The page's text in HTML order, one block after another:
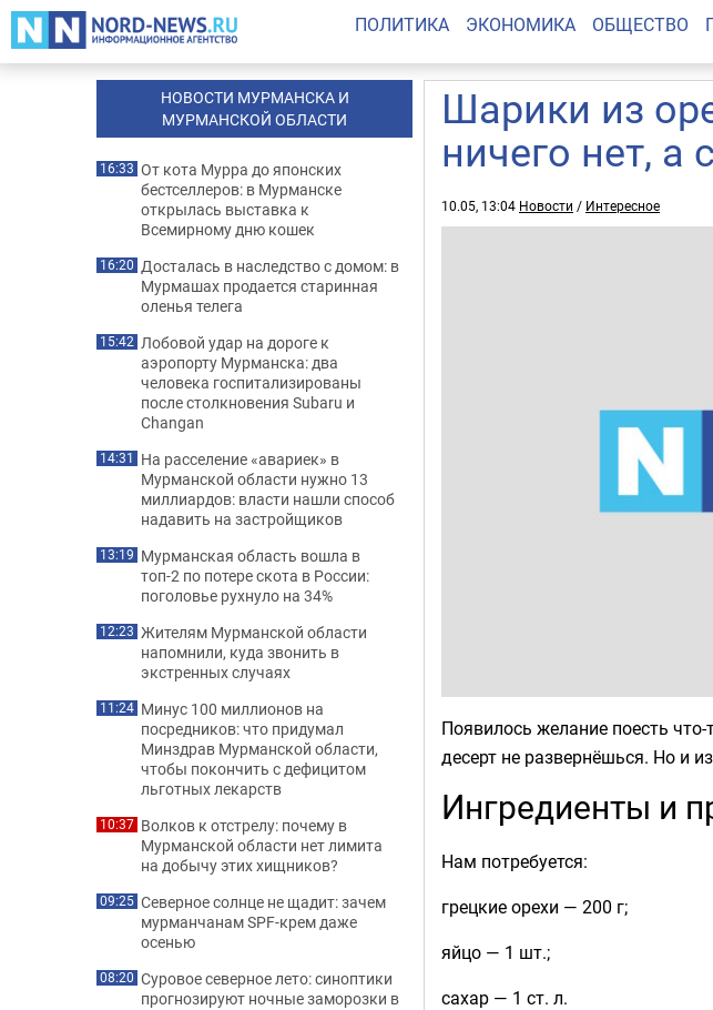
ПОЛИТИКА ЭКОНОМИКА ОБЩЕСТВО
Шарики из
ничего нет, а
10.05, 13:04 Новости / Интересное
Появилось желание поесть
десерт не развернёшься. Но и
Ингредиенты и
Нам потребуется:
грецкие орехи — 200 г;
яйцо — 1 шт.;
сахар — 1 ст. л.
НОВОСТИ МУРМАНСКА И
МУРМАНСКОЙ ОБЛАСТИ
16:33 От кота Мурра до японских
бестселлеров: в Мурманске
открылась выставка к
Всемирному дню кошек
16:20 Досталась в наследство с домом: в
Мурмашах продается старинная
оленья телега
15:42 Лобовой удар на дороге к
аэропорту Мурманска: два
человека госпитализированы
после столкновения Subaru и
Changan
14:31 На расселение «авариек» в
Мурманской области нужно 13
миллиардов: власти нашли способ
надавить на застройщиков
13:19 Мурманская область вошла в
топ-2 по потере скота в России:
поголовье рухнуло на 34%
12:23 Жителям Мурманской области
напомнили, куда звонить в
экстренных случаях
11:24 Минус 100 миллионов на
посредников: что придумал
Минздрав Мурманской области,
чтобы покончить с дефицитом
льготных лекарств
10:37 Волков к отстрелу: почему в
Мурманской области нет лимита
на добычу этих хищников?
09:25 Северное солнце не щадит: зачем
мурманчанам SPF-крем даже
осенью
08:20 Суровое северное лето: синоптики
прогнозируют ночные заморозки в